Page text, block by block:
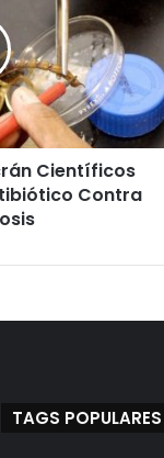
Científicos
Contra
TAGS POPULARES